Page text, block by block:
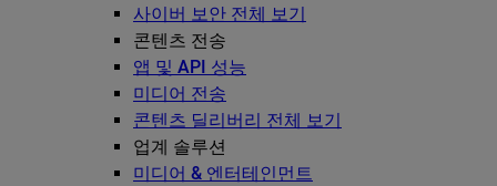
사이버 보안 전체 보기
콘텐츠 전송
앱 및 API 성능
미디어 전송
콘텐츠 딜리버리 전체 보기
업계 솔루션
미디어 & 엔터테인먼트